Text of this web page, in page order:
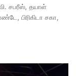
சபரீஸ், தயாள்
பிரிகிடா சகா,